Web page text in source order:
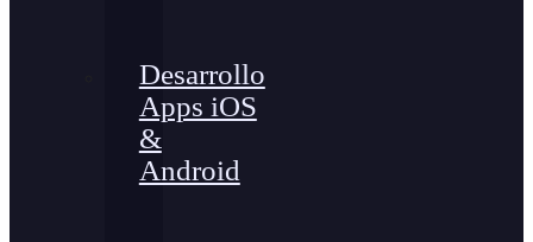
Desarrollo
Apps iOS
&
Android